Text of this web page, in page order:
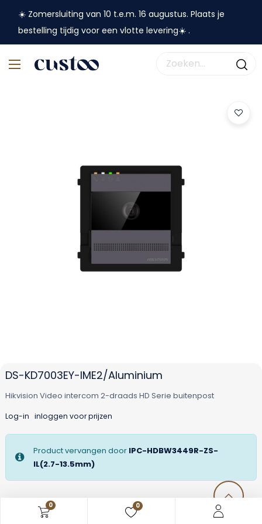
0 0
☀️ Zomersluiting van 10 t.e.m. 16 augustus. Plaats je
bestelling tijdig voor een vlotte levering☀️ .
DS-KD7003EY-IME2/Aluminium
Hikvision Video intercom 2-draads HD Serie buitenpost
Log-in inloggen voor prijzen
Product vervangen door IPC-HDBW3449R-ZS-
IL(2.7-13.5mm)